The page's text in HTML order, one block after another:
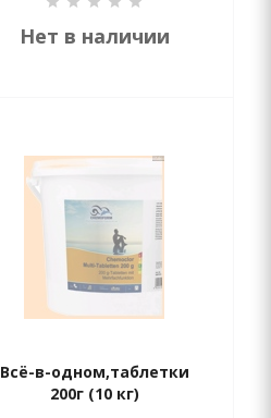
Нет в наличии
Всё-в-одном,таблетки
200г (10 кг)